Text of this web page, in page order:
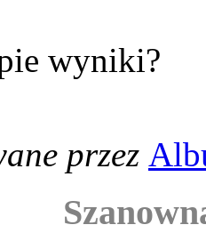
wyniki?
przez